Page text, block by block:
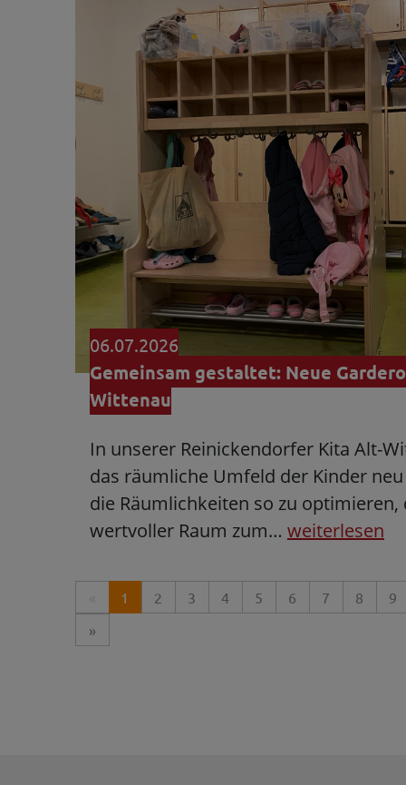
06.07.2026
Gemeinsam gestaltet: Neue
Wittenau
In unserer Reinickendorfer Kita Alt-
das räumliche Umfeld der Kinder
die Räumlichkeiten so zu
wertvoller Raum zum… weiterlesen
1 2 3 4 5 6 7 8 9
»